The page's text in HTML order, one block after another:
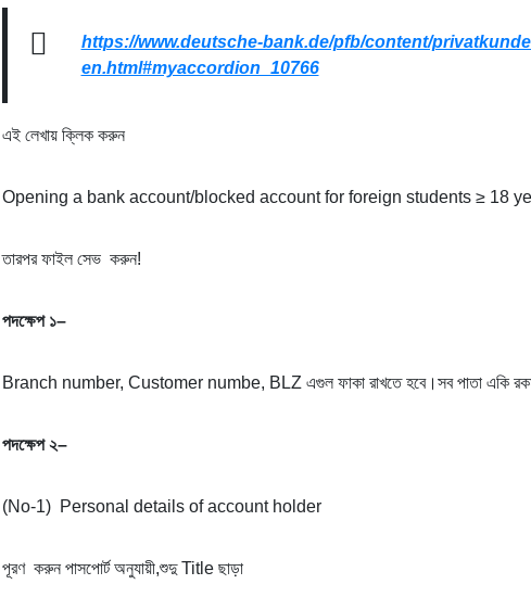
https://www.deutsche-bank.de/pfb/content/
en.html#myaccordion_10766
এই লেখায় ক্লিক করুন
Opening a bank account/blocked account for foreign students ≥ 18
তারপর ফাইল সেভ করুন!
পদক্ষেপ ১–
Branch number, Customer numbe, BLZ এগুল ফাকা রাখতে হবে।সব পাতা একি
পদক্ষেপ ২–
(No-1) Personal details of account holder
পূরণ করুন পাসপোর্ট অনুযায়ী,শুদু Title ছাড়া